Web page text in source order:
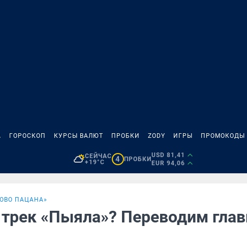
ГОРОСКОП КУРСЫ ВАЛЮТ ПРОБКИ ZODY ИГРЫ ПРОМОКОДЫ
СЕЙЧАС
+19°C
4 ПРОБКИ
USD 81,41
EUR 94,06
ПАЦАНА»
«Пыяла»? Переводим